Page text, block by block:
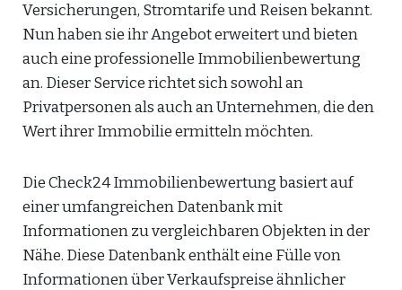
Versicherungen, Stromtarife und Reisen bekannt.
Nun haben sie ihr Angebot erweitert und bieten
auch eine professionelle Immobilienbewertung
an. Dieser Service richtet sich sowohl an
Privatpersonen als auch an Unternehmen, die den
Wert ihrer Immobilie ermitteln möchten.
Die Check24 Immobilienbewertung basiert auf
einer umfangreichen Datenbank mit
Informationen zu vergleichbaren Objekten in der
Nähe. Diese Datenbank enthält eine Fülle von
Informationen über Verkaufspreise ähnlicher